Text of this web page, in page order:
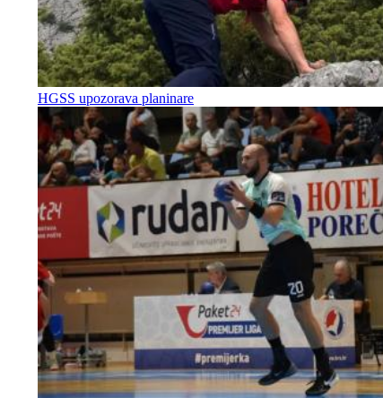
HGSS upozorava planinare